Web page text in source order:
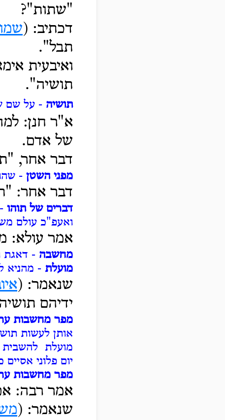
"שתות"?
דכתיב: (
תבל".
ואיבעית
תושיה".
תושיה - על שם
א"ר חנן:
של אדם.
דבר אחר,
מפני השטן -
דבר אחר:
דברים של תוהו
ואעפ"כ עולם
אמר עולא:
מחשבה - דאגת
מועלת - מהניא
שנאמר: (
ידיהם
מפר מחשבות
אותן לעשות
מועלת להשבית
יום פלוני
מפר מחשבות
אמר רבה:
שנאמר: (